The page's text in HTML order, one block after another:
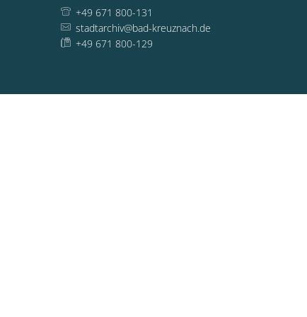
+49 671 800-131
stadtarchiv@bad-kreuznach.de
+49 671 800-129